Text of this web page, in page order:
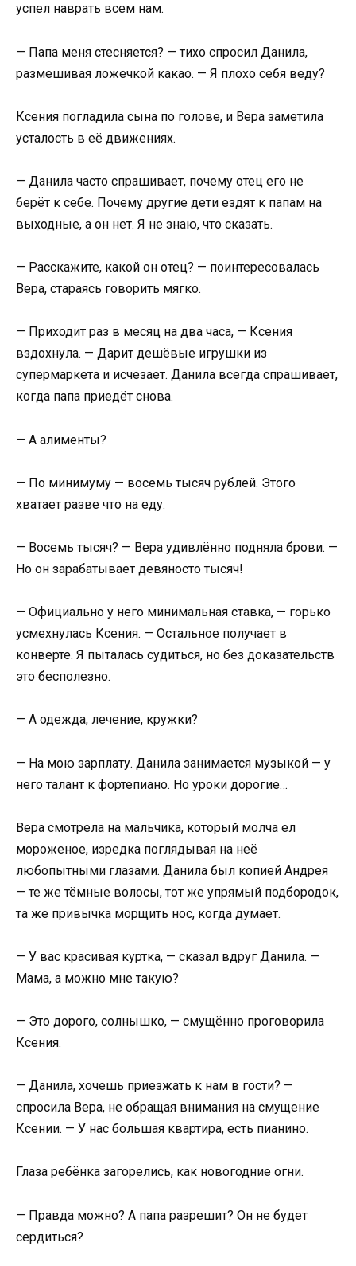
успел наврать всем нам.
— Папа меня стесняется? — тихо спросил Данила,
размешивая ложечкой какао. — Я плохо себя веду?
Ксения погладила сына по голове, и Вера заметила
усталость в её движениях.
— Данила часто спрашивает, почему отец его не
берёт к себе. Почему другие дети ездят к папам на
выходные, а он нет. Я не знаю, что сказать.
— Расскажите, какой он отец? — поинтересовалась
Вера, стараясь говорить мягко.
— Приходит раз в месяц на два часа, — Ксения
вздохнула. — Дарит дешёвые игрушки из
супермаркета и исчезает. Данила всегда спрашивает,
когда папа приедёт снова.
— А алименты?
— По минимуму — восемь тысяч рублей. Этого
хватает разве что на еду.
— Восемь тысяч? — Вера удивлённо подняла брови. —
Но он зарабатывает девяносто тысяч!
— Официально у него минимальная ставка, — горько
усмехнулась Ксения. — Остальное получает в
конверте. Я пыталась судиться, но без доказательств
это бесполезно.
— А одежда, лечение, кружки?
— На мою зарплату. Данила занимается музыкой — у
него талант к фортепиано. Но уроки дорогие…
Вера смотрела на мальчика, который молча ел
мороженое, изредка поглядывая на неё
любопытными глазами. Данила был копией Андрея
— те же тёмные волосы, тот же упрямый подбородок,
та же привычка морщить нос, когда думает.
— У вас красивая куртка, — сказал вдруг Данила. —
Мама, а можно мне такую?
— Это дорого, солнышко, — смущённо проговорила
Ксения.
— Данила, хочешь приезжать к нам в гости? —
спросила Вера, не обращая внимания на смущение
Ксении. — У нас большая квартира, есть пианино.
Глаза ребёнка загорелись, как новогодние огни.
— Правда можно? А папа разрешит? Он не будет
сердиться?